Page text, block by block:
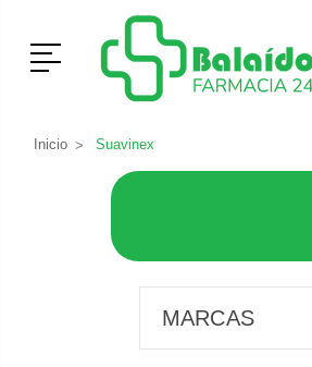
Menú
Inicio Suavinex
MARCAS